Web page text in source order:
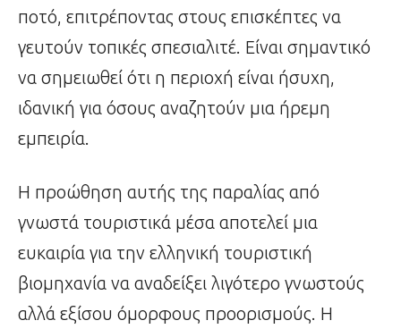
ποτό, επιτρέποντας στους επισκέπτες να
γευτούν τοπικές σπεσιαλιτέ. Είναι σημαντικό
να σημειωθεί ότι η περιοχή είναι ήσυχη,
ιδανική για όσους αναζητούν μια ήρεμη
εμπειρία.
Η προώθηση αυτής της παραλίας από
γνωστά τουριστικά μέσα αποτελεί μια
ευκαιρία για την ελληνική τουριστική
βιομηχανία να αναδείξει λιγότερο γνωστούς
αλλά εξίσου όμορφους προορισμούς. Η